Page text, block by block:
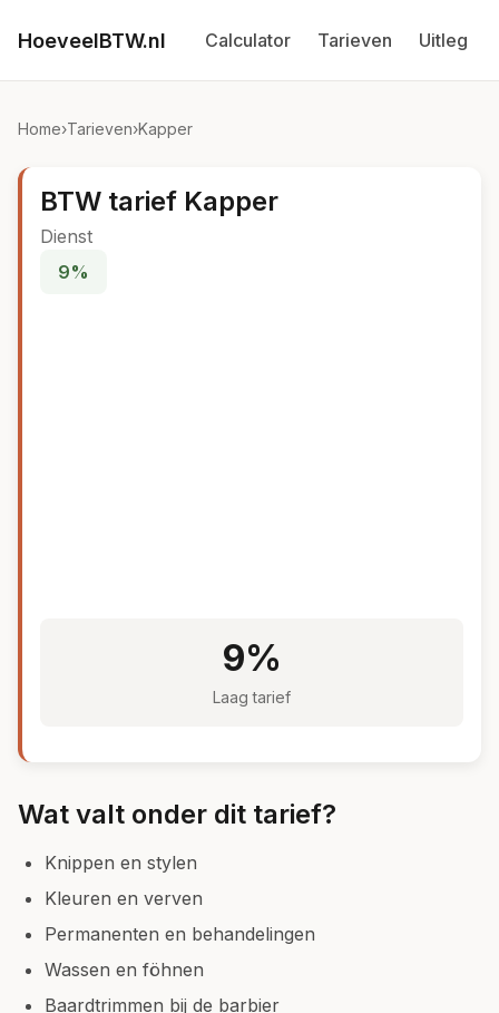
HoeveelBTW.nl Calculator Tarieven Uitleg
Home›Tarieven›Kapper
BTW tarief Kapper
Dienst
9%
9%
Laag tarief
Wat valt onder dit tarief?
Knippen en stylen
Kleuren en verven
Permanenten en behandelingen
Wassen en föhnen
Baardtrimmen bij de barbier